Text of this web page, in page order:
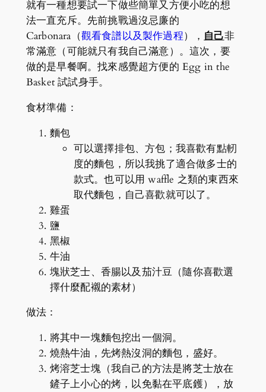
就有一種想要試一下做些簡單又方便小吃的想
法一直充斥。先前挑戰過沒忌廉的
Carbonara（觀看食譜以及製作過程）， 自己非
常滿意（可能就只有我自己滿意）。這次，要
做的是早餐啊。找來感覺超方便的 Egg in the
Basket 試試身手。
食材準備：
麵包
可以選擇排包、方包；我喜歡有點軔
度的麵包，所以我挑了適合做多士的
款式。也可以用 waffle 之類的東西來
取代麵包，自己喜歡就可以了。
雞蛋
鹽
黑椒
牛油
塊狀芝士、香腸以及茄汁豆（隨你喜歡選
擇什麼配襯的素材）
做法：
將其中一塊麵包挖出一個洞。
燒熱牛油，先烤熱沒洞的麵包，盛好。
烤溶芝士塊（我自己的方法是將芝士放在
鏟子上小心的烤，以免黏在平底鑊），放